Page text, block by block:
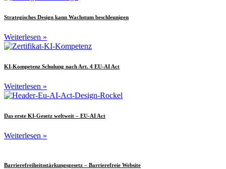
Strategisches Design kann Wachstum beschleunigen
Weiterlesen »
KI-Kompetenz Schulung nach Art. 4 EU-AI Act
Weiterlesen »
Das erste KI-Gesetz weltweit – EU-AI Act
Weiterlesen »
Barrierefreiheitsstärkungsgesetz – Barrierefreie Website